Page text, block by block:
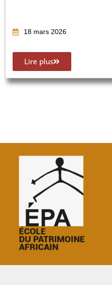
18 mars 2026
Lire plus